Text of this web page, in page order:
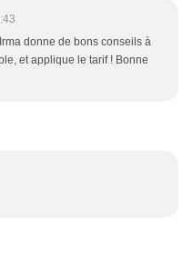
donne de bons conseils à
et applique le tarif ! Bonne